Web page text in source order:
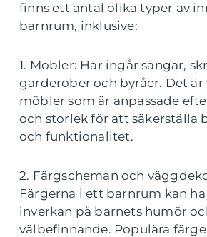
finns ett antal olika typer av
barnrum, inklusive:
1. Möbler: Här ingår sängar,
garderober och byråer. Det
möbler som är anpassade
och storlek för att säkerställa
och funktionalitet.
2. Färgscheman och
Färgerna i ett barnrum kan
inverkan på barnets humör
välbefinnande. Populära